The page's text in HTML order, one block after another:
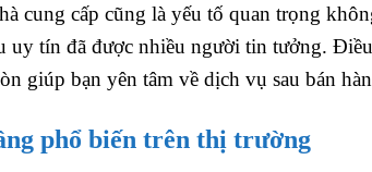
cung cấp cũng là yếu tố quan trọng
uy tín đã được nhiều người tin tưởng.
giúp bạn yên tâm về dịch vụ sau bán
phổ biến trên thị trường